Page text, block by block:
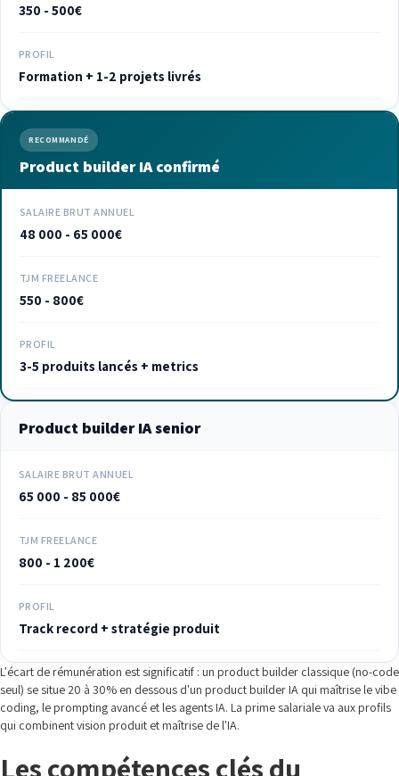
350 - 500€
PROFIL
Formation + 1-2 projets livrés
RECOMMANDÉ
Product builder IA confirmé
SALAIRE BRUT ANNUEL
48 000 - 65 000€
TJM FREELANCE
550 - 800€
PROFIL
3-5 produits lancés + metrics
Product builder IA senior
SALAIRE BRUT ANNUEL
65 000 - 85 000€
TJM FREELANCE
800 - 1 200€
PROFIL
Track record + stratégie produit
L'écart de rémunération est significatif : un product builder classique (no-code
seul) se situe 20 à 30% en dessous d'un product builder IA qui maîtrise le vibe
coding, le prompting avancé et les agents IA. La prime salariale va aux profils
qui combinent vision produit et maîtrise de l'IA.
Les compétences clés du